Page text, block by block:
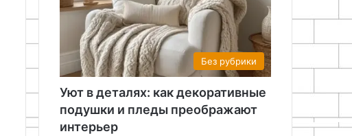
Без рубрики
Уют в деталях: как декоративные
подушки и пледы преображают
интерьер